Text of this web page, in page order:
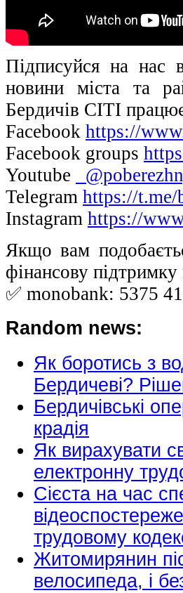
Підписуйся на нас
новини міста та
Бердичів СІТІ
Facebook https://
Facebook groups
Youtube
Telegram https://t.me/
Instagram https://
Якщо вам
фінансову
✅ monobank: 5375
Random news:
Як боротись з
Бердичеві?
Бердичівські
крадія
Як вирахувати
електронну
Сієста на час
трудовому
Житомирянин
велосипеда, і